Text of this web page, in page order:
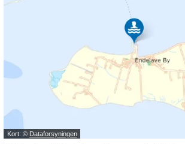
Kort: © Dataforsyningen